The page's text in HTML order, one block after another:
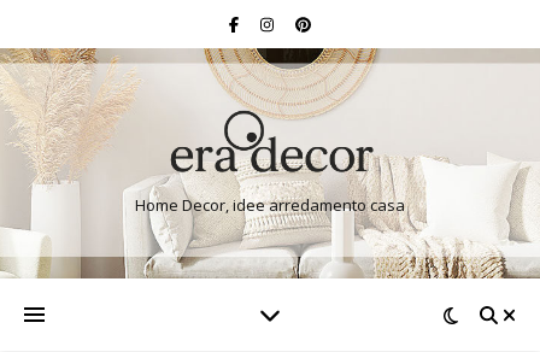
Home Decor, idee arredamento casa